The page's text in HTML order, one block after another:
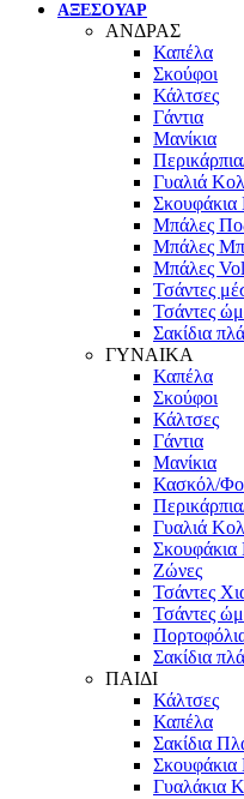
ΑΞΕΣΟΥΑΡ
ΑΝΔΡΑΣ
Καπέλα
Σκούφοι
Κάλτσες
Γάντια
Μανίκια
Γυαλιά
Μπάλες
Μπάλες
Μπάλες
Τσάντες
Τσάντες
Σακίδια
ΓΥΝΑΙΚΑ
Καπέλα
Σκούφοι
Κάλτσες
Γάντια
Μανίκια
Κασκόλ/
Γυαλιά
Ζώνες
Τσάντες
Τσάντες
Σακίδια
ΠΑΙΔΙ
Κάλτσες
Καπέλα
Σακίδια
Γυαλάκια